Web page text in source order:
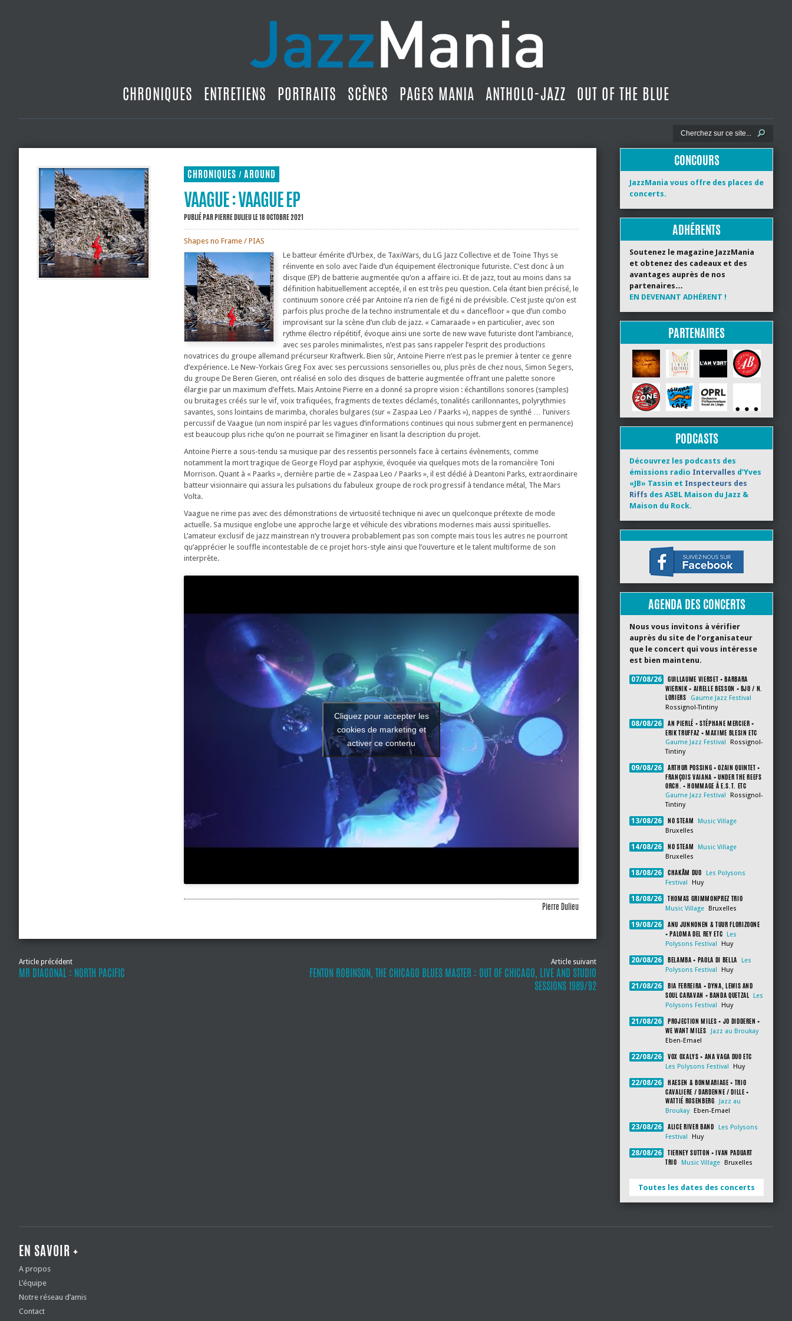
CHRONIQUES ENTRETIENS PORTRAITS SCÈNES PAGES MANIA ANTHOLO-JAZZ OUT OF THE BLUE
CHRONIQUES / AROUND
VAAGUE : VAAGUE EP
PUBLIÉ PARPIERRE DULIEULE 18 OCTOBRE 2021
Shapes no Frame / PIAS
Le batteur émérite d’Urbex, de TaxiWars, du LG Jazz Collective et de Toine Thys se
réinvente en solo avec l’aide d’un équipement électronique futuriste. C’est donc à un
disque (EP) de batterie augmentée qu’on a affaire ici. Et de jazz, tout au moins dans sa
définition habituellement acceptée, il en est très peu question. Cela étant bien précisé, le
continuum sonore créé par Antoine n’a rien de figé ni de prévisible. C’est juste qu’on est
parfois plus proche de la techno instrumentale et du « dancefloor » que d’un combo
improvisant sur la scène d’un club de jazz. « Camaraade » en particulier, avec son
rythme électro répétitif, évoque ainsi une sorte de new wave futuriste dont l’ambiance,
avec ses paroles minimalistes, n’est pas sans rappeler l’esprit des productions
novatrices du groupe allemand précurseur Kraftwerk. Bien sûr, Antoine Pierre n’est pas le premier à tenter ce genre
d’expérience. Le New-Yorkais Greg Fox avec ses percussions sensorielles ou, plus près de chez nous, Simon Segers,
du groupe De Beren Gieren, ont réalisé en solo des disques de batterie augmentée offrant une palette sonore
élargie par un maximum d’effets. Mais Antoine Pierre en a donné sa propre vision : échantillons sonores (samples)
ou bruitages créés sur le vif, voix trafiquées, fragments de textes déclamés, tonalités carillonnantes, polyrythmies
savantes, sons lointains de marimba, chorales bulgares (sur « Zaspaa Leo / Paarks »), nappes de synthé … l’univers
percussif de Vaague (un nom inspiré par les vagues d’informations continues qui nous submergent en permanence)
est beaucoup plus riche qu’on ne pourrait se l’imaginer en lisant la description du projet.
Antoine Pierre a sous-tendu sa musique par des ressentis personnels face à certains évènements, comme
notamment la mort tragique de George Floyd par asphyxie, évoquée via quelques mots de la romancière Toni
Morrison. Quant à « Paarks », dernière partie de « Zaspaa Leo / Paarks », il est dédié à Deantoni Parks, extraordinaire
batteur visionnaire qui assura les pulsations du fabuleux groupe de rock progressif à tendance métal, The Mars
Volta.
Vaague ne rime pas avec des démonstrations de virtuosité technique ni avec un quelconque prétexte de mode
actuelle. Sa musique englobe une approche large et véhicule des vibrations modernes mais aussi spirituelles.
L’amateur exclusif de jazz mainstrean n’y trouvera probablement pas son compte mais tous les autres ne pourront
qu’apprécier le souffle incontestable de ce projet hors-style ainsi que l’ouverture et le talent multiforme de son
interprète.
Cliquez pour accepter les
cookies de marketing et
activer ce contenu
Pierre Dulieu
Article précédent
MR DIAGONAL : NORTH PACIFIC
Article suivant
FENTON ROBINSON, THE CHICAGO BLUES MASTER : OUT OF CHICAGO, LIVE AND STUDIO
SESSIONS 1989/92
CONCOURS
JazzMania vous offre des places de
concerts.
ADHÉRENTS
Soutenez le magazine JazzMania
et obtenez des cadeaux et des
avantages auprès de nos
partenaires…
EN DEVENANT ADHÉRENT !
PARTENAIRES
PODCASTS
Découvrez les podcasts des
émissions radio Intervalles d’Yves
«JB» Tassin et Inspecteurs des
Riffs des ASBL Maison du Jazz &
Maison du Rock.
AGENDA DES CONCERTS
Nous vous invitons à vérifier
auprès du site de l’organisateur
que le concert qui vous intéresse
est bien maintenu.
07/08/26
GUILLAUME VIERSET + BARBARA
WIERNIK + AIRELLE BESSON + BJO / N.
LORIERS
Gaume Jazz Festival
Rossignol-Tintiny
08/08/26
AN PIERLÉ + STÉPHANE MERCIER +
ERIK TRUFFAZ + MAXIME BLESIN ETC
Gaume Jazz Festival
Rossignol-
Tintiny
09/08/26
ARTHUR POSSING + OZAIN QUINTET +
FRANÇOIS VAIANA + UNDER THE REEFS
ORCH. + HOMMAGE À E.S.T. ETC
Gaume Jazz Festival
Rossignol-
Tintiny
13/08/26 NO STEAM
Music Village
Bruxelles
14/08/26 NO STEAM
Music Village
Bruxelles
18/08/26 CHAKÂM DUO
Les Polysons
Festival
Huy
18/08/26 THOMAS GRIMMONPREZ TRIO
Music Village Bruxelles
19/08/26
ANU JUNNONEN & TUUR FLORIZOONE
+ PALOMA DEL REY ETC
Les
Polysons Festival
Huy
20/08/26 BELAMBA + PAOLA DI BELLA
Les
Polysons Festival
Huy
21/08/26
BIA FERREIRA + DYNA, LEWIS AND
SOUL CARAVAN + BANDA QUETZAL
Les
Polysons Festival
Huy
21/08/26
PROJECTION MILES + JO DIDDEREN +
WE WANT MILES
Jazz au Broukay
Eben-Emael
22/08/26 VOX OXALYS + ANA VAGA DUO ETC
Les Polysons Festival Huy
22/08/26
HAESEN & BONMARIAGE + TRIO
CAVALIERE / DARDENNE / DILLE +
WATTIÉ ROSENBERG
Jazz au
Broukay
Eben-Emael
23/08/26 ALICE RIVER BAND
Les Polysons
Festival
Huy
28/08/26
TIERNEY SUTTON + IVAN PADUART
TRIO
Music Village Bruxelles
Toutes les dates des concerts
EN SAVOIR +
A propos
L’équipe
Notre réseau d’amis
Contact